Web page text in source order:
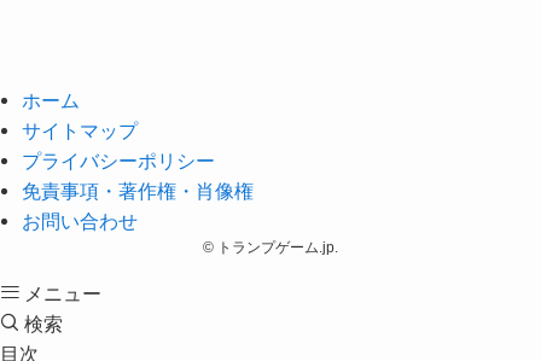
ホーム
サイトマップ
プライバシーポリシー
免責事項・著作権・肖像権
お問い合わせ
© トランプゲーム.jp.
メニュー
検索
目次